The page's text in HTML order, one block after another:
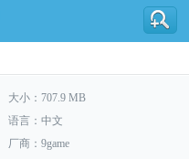
大小：707.9 MB
语言：中文
厂商：9game